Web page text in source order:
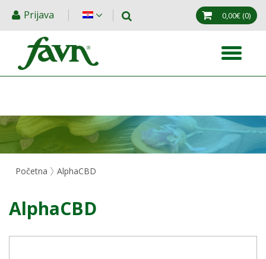
Prijava 0,00€(0)
Početna AlphaCBD
AlphaCBD